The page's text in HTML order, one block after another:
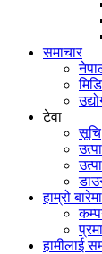
समाचार
टेवा
सूचि
हाम्रो बारेमा
हामीलाई